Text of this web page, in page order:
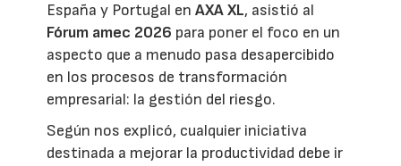
España y Portugal enAXA XL, asistió al
Fórum amec 2026 para poner el foco en un
aspecto que a menudo pasa desapercibido
en los procesos de transformación
empresarial: la gestión del riesgo.
Según nos explicó, cualquier iniciativa
destinada a mejorar la productividad debe ir